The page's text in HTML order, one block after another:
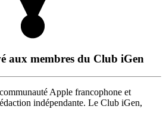
aux membres du Club iGen
Apple francophone et
indépendante. Le Club iGen,